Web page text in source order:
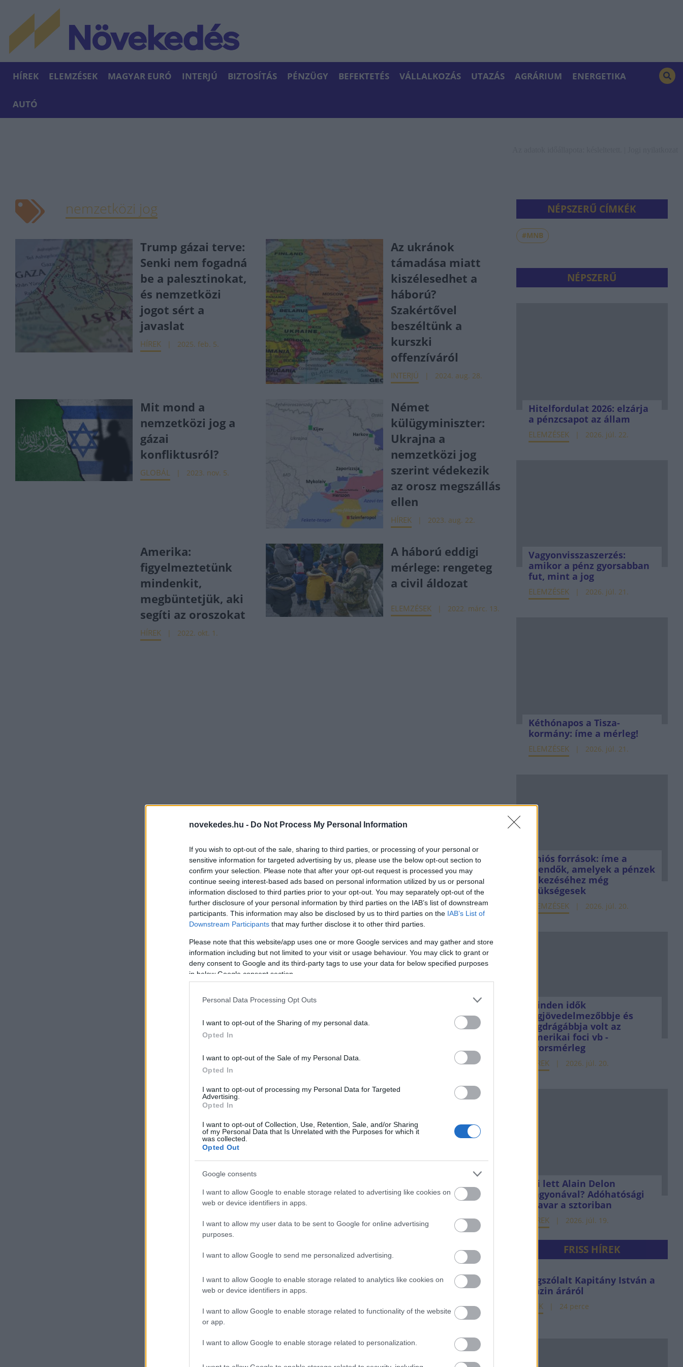
novekedes.hu - Do Not Process My Personal Information
If you wish to opt-out of the sale, sharing to third parties, or processing of your personal or
sensitive information for targeted advertising by us, please use the below opt-out section to
confirm your selection. Please note that after your opt-out request is processed you may
continue seeing interest-based ads based on personal information utilized by us or personal
information disclosed to third parties prior to your opt-out. You may separately opt-out of the
further disclosure of your personal information by third parties on the IAB’s list of downstream
participants. This information may also be disclosed by us to third parties on the IAB’s List of
Downstream Participants that may further disclose it to other third parties.
Please note that this website/app uses one or more Google services and may gather and store
information including but not limited to your visit or usage behaviour. You may click to grant or
deny consent to Google and its third-party tags to use your data for below specified purposes
in below Google consent section.
Personal Data Processing Opt Outs
I want to opt-out of the Sharing of my personal data.
Opted In
I want to opt-out of the Sale of my Personal Data.
Opted In
I want to opt-out of processing my Personal Data for Targeted
Advertising.
Opted In
I want to opt-out of Collection, Use, Retention, Sale, and/or Sharing
of my Personal Data that Is Unrelated with the Purposes for which it
was collected.
Opted Out
Google consents
I want to allow Google to enable storage related to advertising like cookies on
web or device identifiers in apps.
I want to allow my user data to be sent to Google for online advertising
purposes.
I want to allow Google to send me personalized advertising.
I want to allow Google to enable storage related to analytics like cookies on
web or device identifiers in apps.
I want to allow Google to enable storage related to functionality of the website
or app.
I want to allow Google to enable storage related to personalization.
HÍREK ELEMZÉSEK MAGYAR EURÓ INTERJÚ BIZTOSÍTÁS PÉNZÜGY BEFEKTETÉS VÁLLALKOZÁS UTAZÁS AGRÁRIUM ENERGETIKA
AUTÓ
nemzetközi jog
Trump gázai terve:
Senki nem fogadná
be a palesztinokat,
és nemzetközi
jogot sért a
javaslat
HÍREK 2025. feb. 5.
Az ukránok
támadása miatt
kiszélesedhet a
háború?
Szakértővel
beszéltünk a
kurszki
offenzíváról
INTERJÚ 2024. aug. 28.
Mit mond a
nemzetközi jog a
gázai
konfliktusról?
GLOBÁL 2023. nov. 5.
Német
külügyminiszter:
Ukrajna a
nemzetközi jog
szerint védekezik
az orosz megszállás
ellen
HÍREK 2023. aug. 22.
Amerika:
figyelmeztetünk
mindenkit,
megbüntetjük, aki
segíti az oroszokat
HÍREK 2022. okt. 1.
A háború eddigi
mérlege: rengeteg
a civil áldozat
ELEMZÉSEK 2022. márc. 13.
NÉPSZERŰ CÍMKÉK
#MNB
NÉPSZERŰ
Hitelfordulat 2026: elzárja
a pénzcsapot az állam
ELEMZÉSEK 2026. júl. 22.
Vagyonvisszaszerzés:
amikor a pénz gyorsabban
fut, mint a jog
ELEMZÉSEK 2026. júl. 21.
Kéthónapos a Tisza-
kormány: íme a mérleg!
ELEMZÉSEK 2026. júl. 21.
Uniós források: íme a
teendők, amelyek a pénzek
érkezéséhez még
szükségesek
ELEMZÉSEK 2026. júl. 20.
Minden idők
legjövedelmezőbbje és
legdrágábbja volt az
amerikai foci vb -
gyorsmérleg
HÍREK 2026. júl. 20.
Mi lett Alain Delon
vagyonával? Adóhatósági
csavar a sztoriban
HÍREK 2026. júl. 19.
FRISS HÍREK
Megszólalt Kapitány István a
benzin áráról
HÍREK 24 perce